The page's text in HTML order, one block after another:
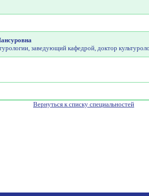
заведующий кафедрой, доктор
Вернуться к списку специальностей